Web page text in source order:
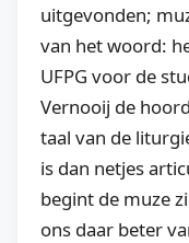
uitgevonden;
van het woord:
UFPG voor de
Vernooij de
taal van de
is dan netjes
begint de muze
ons daar beter